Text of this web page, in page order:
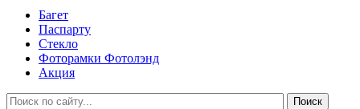
Багет
Паспарту
Стекло
Фоторамки Фотолэнд
Акция